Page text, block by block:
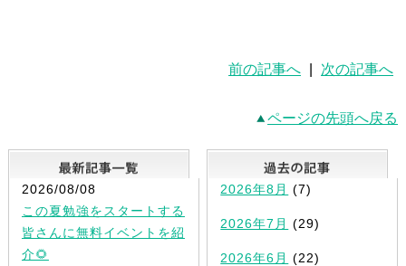
前の記事へ 次の記事へ
ページの先頭へ戻る
最新記事一覧
2026/08/08
この夏勉強をスタートする
皆さんに無料イベントを紹
介🌻
2026年8月 (7)
2026年7月 (29)
2026年6月 (22)